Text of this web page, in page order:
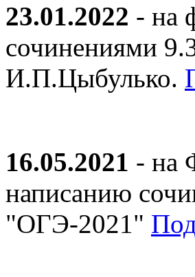
23.01.2022 - на
сочинениями
И.П.Цыбулько.
16.05.2021 - на
написанию
"ОГЭ-2021"